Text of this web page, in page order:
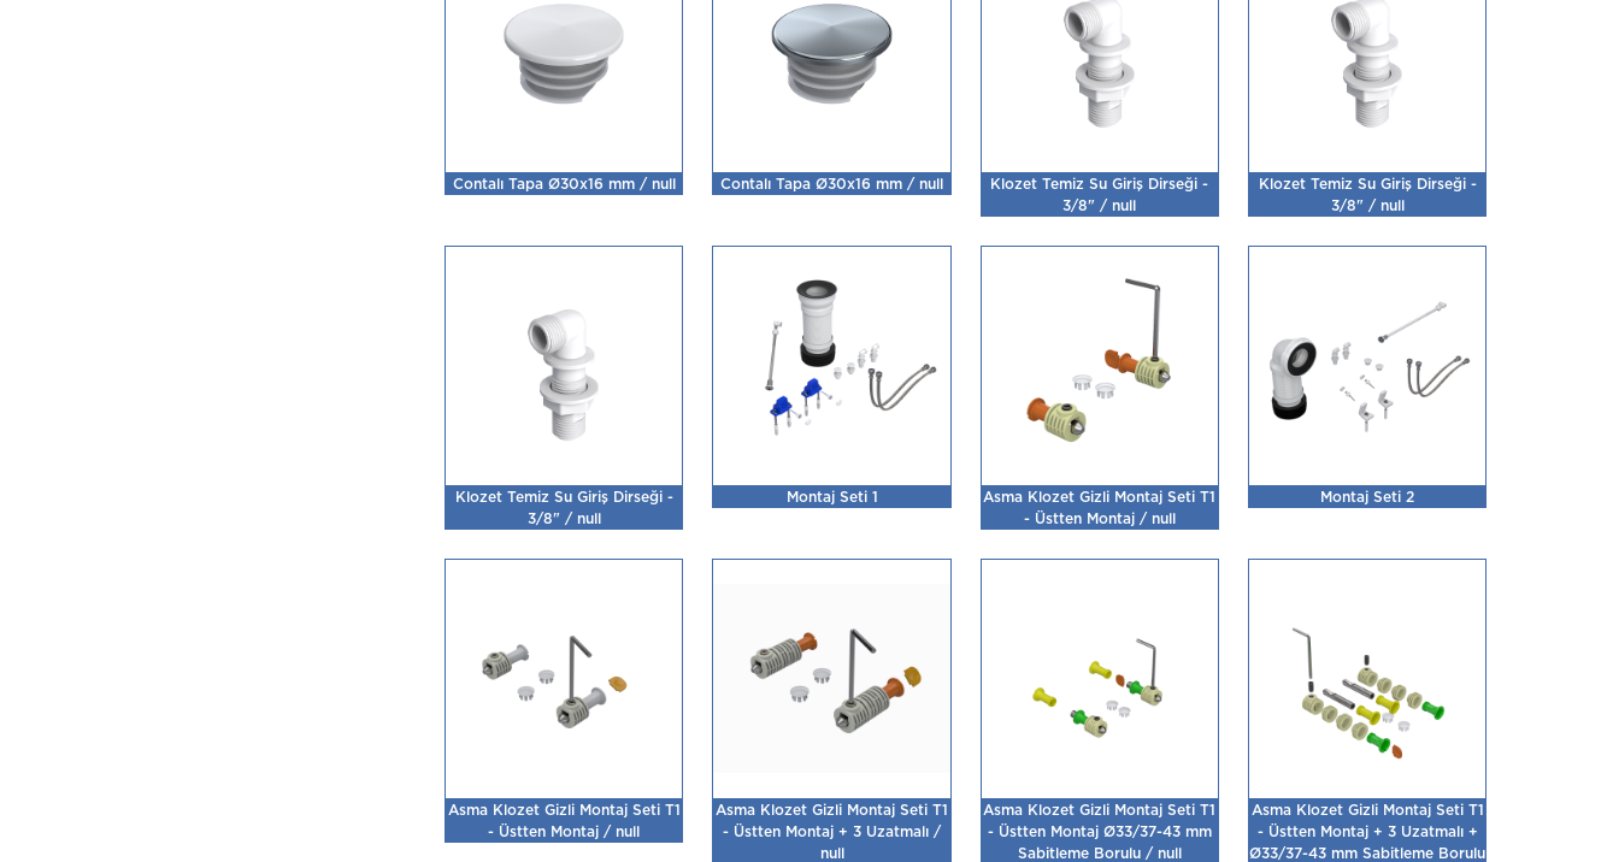
Contalı Tapa Ø30x16 mm / null Contalı Tapa Ø30x16 mm / null
Klozet Temiz Su Giriş Dirseği -
3/8" / null
Klozet Temiz Su Giriş Dirseği -
3/8" / null
Klozet Temiz Su Giriş Dirseği -
3/8" / null
Montaj Seti 1
Asma Klozet Gizli Montaj Seti T1
- Üstten Montaj / null
Montaj Seti 2
Asma Klozet Gizli Montaj Seti T1
- Üstten Montaj / null
Asma Klozet Gizli Montaj Seti T1
- Üstten Montaj + 3 Uzatmalı /
null
Asma Klozet Gizli Montaj Seti T1
- Üstten Montaj Ø33/37-43 mm
Sabitleme Borulu / null
Asma Klozet Gizli Montaj Seti T1
- Üstten Montaj + 3 Uzatmalı +
Ø33/37-43 mm Sabitleme Borulu